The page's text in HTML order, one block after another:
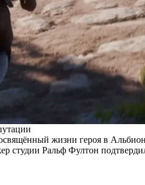
жизни героя в
студии Ральф Фултон